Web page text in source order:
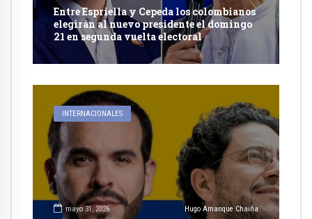
Entre Espriella y Cepeda los colombianos
elegirán al nuevo presidente el domingo
21 en segunda vuelta electoral
INTERNACIONALES
mayo 31, 2026 Hugo Amanque Chaiña